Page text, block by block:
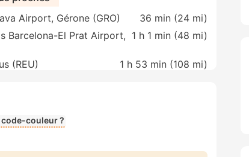
Airport, Gérone (GRO)
36 min (24 mi)
Barcelona-El Prat Airport,
1 h 1 min (48 mi)
(REU) 1 h 53 min (108 mi)
couleur ?